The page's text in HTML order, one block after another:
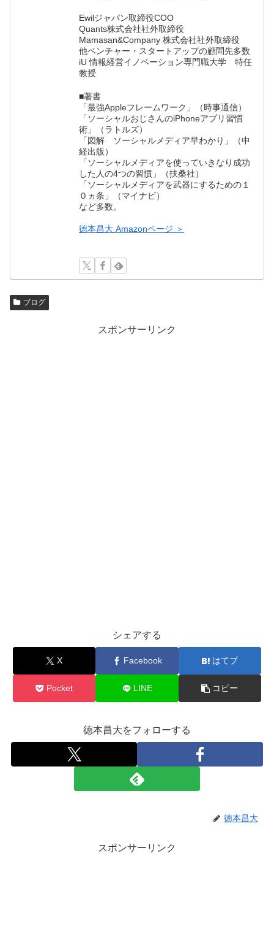
Ewilジャパン取締役COO
Quants株式会社社外取締役
Mamasan&Company 株式会社社外取締役
他ベンチャー・スタートアップの顧問先多数
iU 情報経営イノベーション専門職大学 特任
教授
■著書
「最強Appleフレームワーク」（時事通信）
「ソーシャルおじさんのiPhoneアプリ習慣
術」（ラトルズ）
「図解 ソーシャルメディア早わかり」（中
経出版）
「ソーシャルメディアを使っていきなり成功
した人の4つの習慣」（扶桑社）
「ソーシャルメディアを武器にするための１
０ヵ条」（マイナビ）
など多数。
徳本昌大 Amazonページ ＞
ブログ
スポンサーリンク
シェアする
X Facebook はてブ
Pocket LINE コピー
徳本昌大をフォローする
徳本昌大
スポンサーリンク